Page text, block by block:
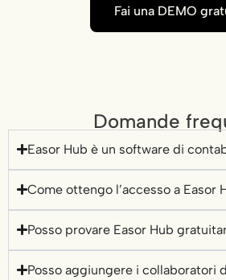
Fai una DEMO
Domande
Easor Hub è un software di
Come ottengo l’accesso a Easor
Posso provare Easor Hub
Posso aggiungere i collaboratori